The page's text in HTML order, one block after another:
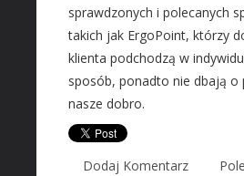
Kursy i Szkolenia
SPRZEDAŻ INTERNTOWA
Dla Dzieci
Meble
Wyposażenie Wnętrz
sprawdzonych i polecanych
takich jak ErgoPoint, którzy
klienta podchodzą w
sposób, ponadto nie dbają o
nasze dobro.
Dodaj Komentarz